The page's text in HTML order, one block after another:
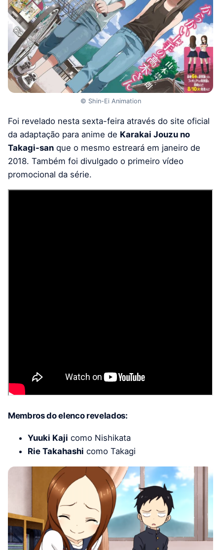
© Shin-Ei Animation
Foi revelado nesta sexta-feira através do site oficial
da adaptação para anime de Karakai Jouzu no
Takagi-san que o mesmo estreará em janeiro de
2018. Também foi divulgado o primeiro vídeo
promocional da série.
Membros do elenco revelados:
Yuuki Kaji como Nishikata
Rie Takahashi como Takagi